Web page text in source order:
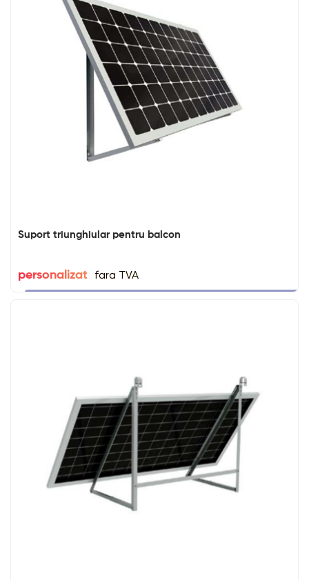
Suport triunghiular pentru balcon
personalizat fara TVA